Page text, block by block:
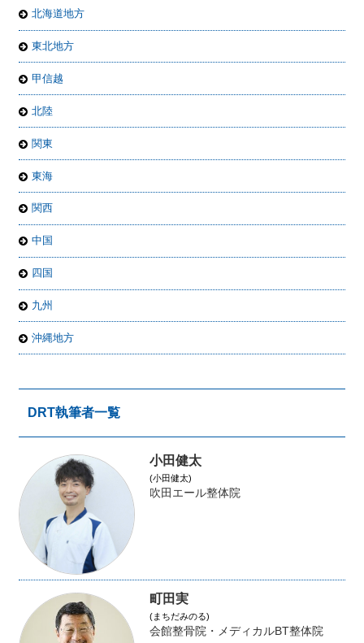
北海道地方
東北地方
甲信越
北陸
関東
東海
関西
中国
四国
九州
沖縄地方
DRT執筆者一覧
小田健太
(小田健太)
吹田エール整体院
町田実
(まちだみのる)
会館整骨院・メディカルBT整体院